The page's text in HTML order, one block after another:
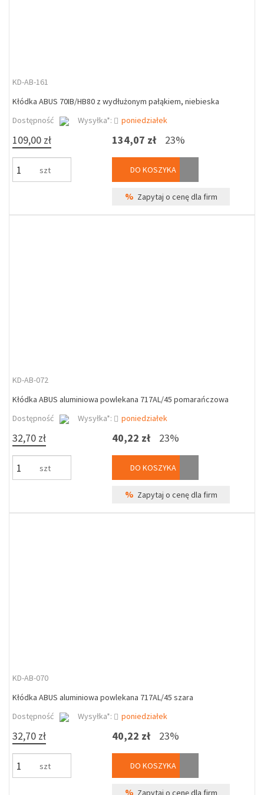
KD-AB-161
Kłódka ABUS 70IB/HB80 z wydłużonym pałąkiem, niebieska
Dostępność
Wysyłka*: poniedziałek
109,00 zł
szt
134,07 zł 23%
DO KOSZYKA
% Zapytaj o cenę dla firm
KD-AB-072
Kłódka ABUS aluminiowa powlekana 717AL/45 pomarańczowa
Dostępność
Wysyłka*: poniedziałek
32,70 zł
szt
40,22 zł 23%
DO KOSZYKA
% Zapytaj o cenę dla firm
KD-AB-070
Kłódka ABUS aluminiowa powlekana 717AL/45 szara
Dostępność
Wysyłka*: poniedziałek
32,70 zł
szt
40,22 zł 23%
DO KOSZYKA
% Zapytaj o cenę dla firm